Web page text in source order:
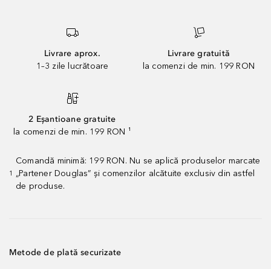
Livrare aprox.
1–3 zile lucrătoare
Livrare gratuită
la comenzi de min. 199 RON
2 Eșantioane gratuite
la comenzi de min. 199 RON ¹
1
Comandă minimă: 199 RON. Nu se aplică produselor marcate
„Partener Douglas” și comenzilor alcătuite exclusiv din astfel
de produse.
Metode de plată securizate